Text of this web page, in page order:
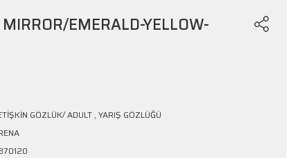
EMERALD-YELLOW-
GÖZLÜK/ ADULT ,YARIŞ GÖZLÜĞÜ